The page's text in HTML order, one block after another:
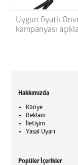
Uygun fiyatlı
kampanyası
Hakkımızda
Künye
Reklam
İletişim
Yasal Uyarı
Popüler İçerikler